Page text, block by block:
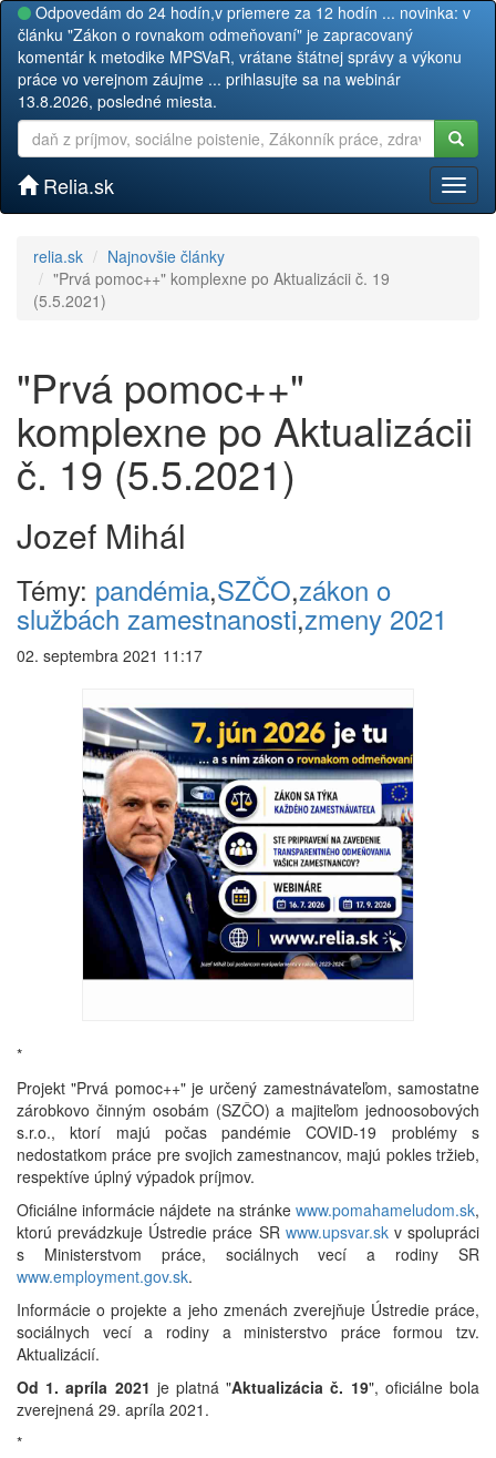
Odpovedám do 24 hodín,v priemere za 12 hodín ... novinka: v
článku "Zákon o rovnakom odmeňovaní" je zapracovaný
komentár k metodike MPSVaR, vrátane štátnej správy a výkonu
práce vo verejnom záujme ... prihlasujte sa na webinár
13.8.2026, posledné miesta.
Relia.sk
relia.sk
Najnovšie články
"Prvá pomoc++" komplexne po Aktualizácii č. 19
(5.5.2021)
"Prvá pomoc++"
komplexne po Aktualizácii
č. 19 (5.5.2021)
Jozef Mihál
Témy: pandémia,SZČO,zákon o
službách zamestnanosti,zmeny 2021
02. septembra 2021 11:17
*
Projekt "Prvá pomoc++" je určený zamestnávateľom, samostatne
zárobkovo činným osobám (SZČO) a majiteľom jednoosobových
s.r.o., ktorí majú počas pandémie COVID-19 problémy s
nedostatkom práce pre svojich zamestnancov, majú pokles tržieb,
respektíve úplný výpadok príjmov.
Oficiálne informácie nájdete na stránke www.pomahameludom.sk,
ktorú prevádzkuje Ústredie práce SR www.upsvar.skv spolupráci
s Ministerstvom práce, sociálnych vecí a rodiny SR
www.employment.gov.sk.
Informácie o projekte a jeho zmenách zverejňuje Ústredie práce,
sociálnych vecí a rodiny a ministerstvo práce formou tzv.
Aktualizácií.
Od 1. apríla 2021 je platná "Aktualizácia č. 19", oficiálne bola
zverejnená 29. apríla 2021.
*